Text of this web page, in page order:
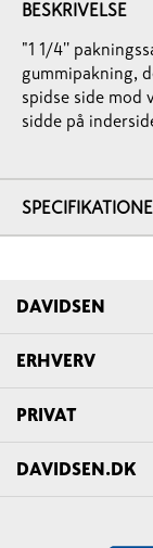
BESKRIVELSE
"1 1/4''
gummipakning,
spidse side mod
sidde på
DAVIDSEN
ERHVERV
PRIVAT
DAVIDSEN.DK